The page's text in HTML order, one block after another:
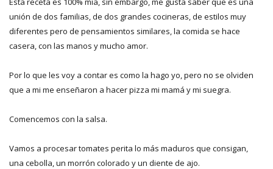
unión de dos familias, de dos grandes cocineras, de estilos muy
diferentes pero de pensamientos similares, la comida se hace
casera, con las manos y mucho amor.
Por lo que les voy a contar es como la hago yo, pero no se olviden
que a mi me enseñaron a hacer pizza mi mamá y mi suegra.
Comencemos con la salsa.
Vamos a procesar tomates perita lo más maduros que consigan,
una cebolla, un morrón colorado y un diente de ajo.